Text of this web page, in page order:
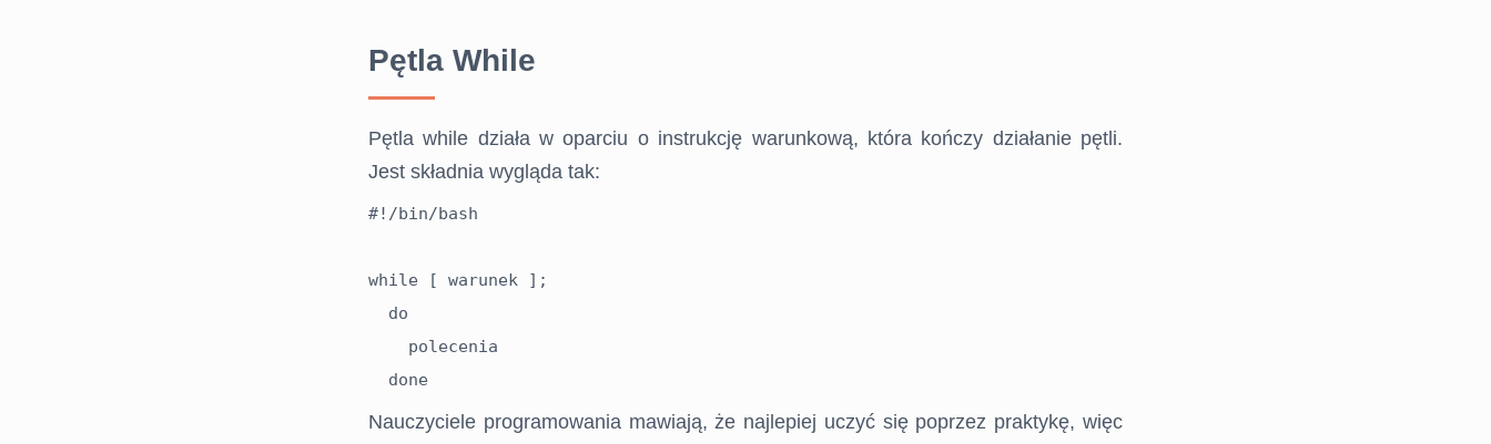
Pętla While
Pętla while działa w oparciu o instrukcję warunkową, która kończy działanie pętli.
Jest składnia wygląda tak:
#!/bin/bash
while [ warunek ];
Nauczyciele programowania mawiają, że najlepiej uczyć się poprzez praktykę, więc